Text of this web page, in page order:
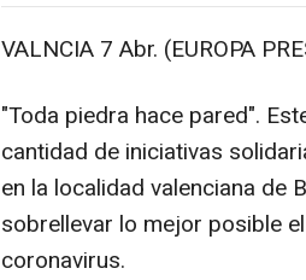
VALNCIA 7 Abr. (EUROPA
"Toda piedra hace pared".
cantidad de iniciativas
en la localidad valenciana de
sobrellevar lo mejor posible
coronavirus.